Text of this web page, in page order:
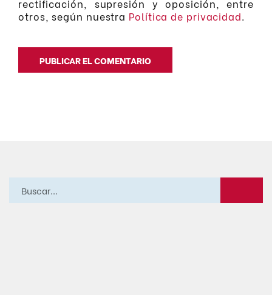
rectificación, supresión y oposición, entre
otros, según nuestra Política de privacidad